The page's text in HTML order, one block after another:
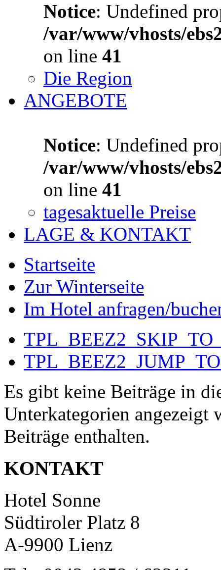
Notice: Undefined
/var/www/vhosts/
on line 41
Die Region
ANGEBOTE
Notice: Undefined
/var/www/vhosts/
on line 41
tagesaktuelle Preise
LAGE & KONTAKT
Startseite
Zur Winterseite
Im Hotel anfragen/
Es gibt keine Beiträge in
Unterkategorien angezeigt
Beiträge enthalten.
KONTAKT
Hotel Sonne
Südtiroler Platz 8
A-9900 Lienz